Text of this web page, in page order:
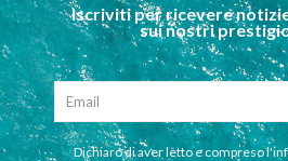
Iscriviti per ricevere
sui nostri
Dichiaro di aver letto e compreso